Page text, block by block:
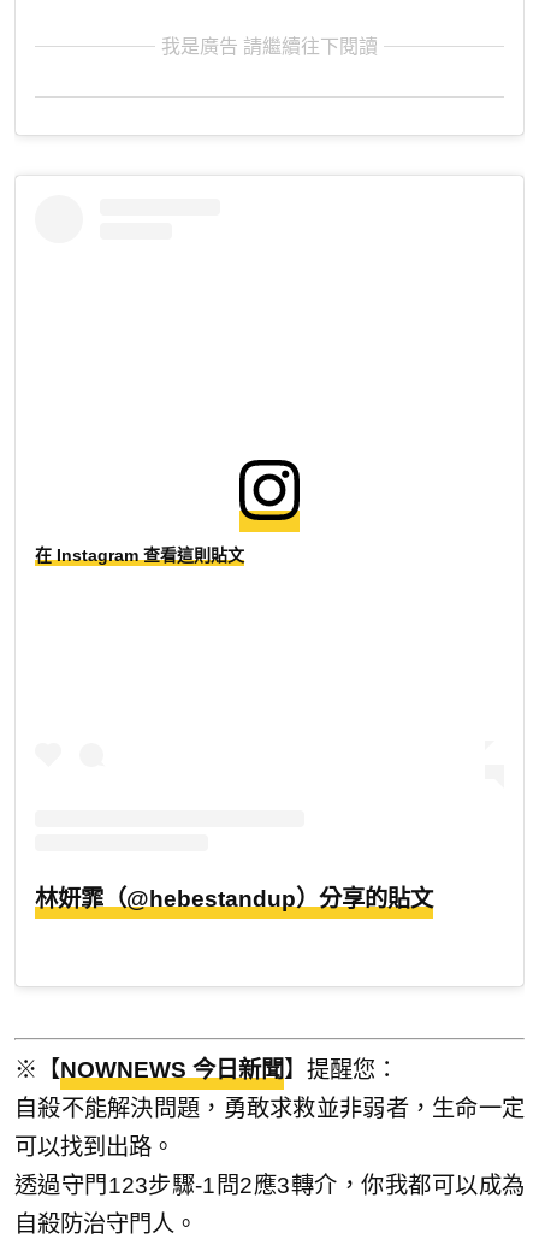
我是廣告 請繼續往下閱讀
在 Instagram 查看這則貼文
林妍霏（@hebestandup）分享的貼文
※【NOWNEWS 今日新聞】提醒您：
自殺不能解決問題，勇敢求救並非弱者，生命一定
可以找到出路。
透過守門123步驟-1問2應3轉介，你我都可以成為
自殺防治守門人。